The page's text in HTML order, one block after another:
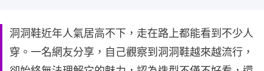
洞洞鞋近年人氣居高不下，走在路上都能看到不少人
穿。一名網友分享，自己觀察到洞洞鞋越來越流行，